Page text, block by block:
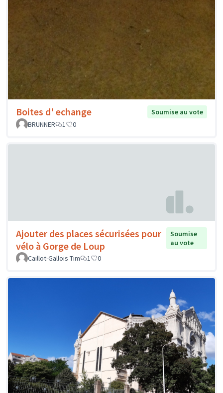
Boites d' echange
Soumise au vote
BRUNNER
1 0
Ajouter des places sécurisées pour
vélo à Gorge de Loup
Soumise
au vote
Caillot-Gallois Tim
1 0